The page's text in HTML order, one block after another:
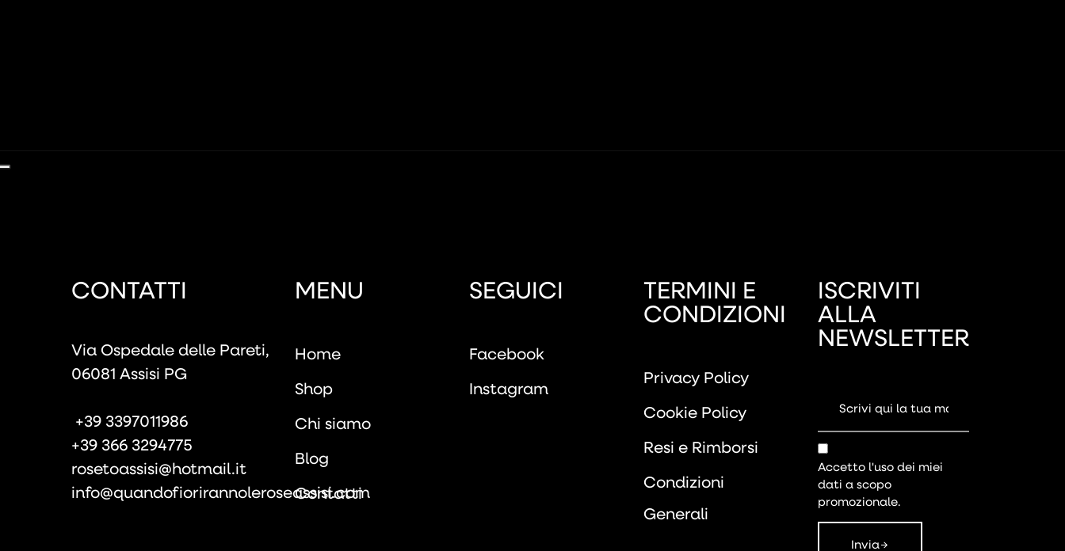
CONTATTI
Via Ospedale delle Pareti,
06081 Assisi PG
+39 3397011986
+39 366 3294775
rosetoassisi@hotmail.it
info@quandofiorirannoleroseassisi.com
MENU
Home
Shop
Chi siamo
Blog
Contatti
SEGUICI
Facebook
Instagram
TERMINI E
CONDIZIONI
Privacy Policy
Cookie Policy
Resi e Rimborsi
Condizioni
Generali
ISCRIVITI
ALLA
NEWSLETTER
Accetto l'uso dei miei
dati a scopo
promozionale.
Invia